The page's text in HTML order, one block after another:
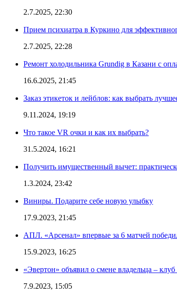
2.7.2025, 22:30
Прием психиатра в Куркино для
2.7.2025, 22:28
Ремонт холодильника Grundig в Казани с
16.6.2025, 21:45
Заказ этикеток и лейблов: как выбрать
9.11.2024, 19:19
Что такое VR очки и как их выбрать?
31.5.2024, 16:21
Получить имущественный вычет:
1.3.2024, 23:42
Виниры. Подарите себе новую улыбку
17.9.2023, 21:45
АПЛ. «Арсенал» впервые за 6 матчей
15.9.2023, 16:25
«Эвертон» объявил о смене владельца –
7.9.2023, 15:05